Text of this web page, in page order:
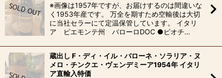
※画像は1957年ですが、お届けするのは間違いな
く1953年産です。 万全を期すため空輸後は大切
に当社セラーにて定温保管しています。 イタリ
ア ピエモンテ州 バローロDOC ●ピオチ…
蔵出し F・ディ・イル・バローネ・ソラリア・ヌ
メロ・チンクエ・ヴェンデミーア1954年 イタリ
ア直輸入特価